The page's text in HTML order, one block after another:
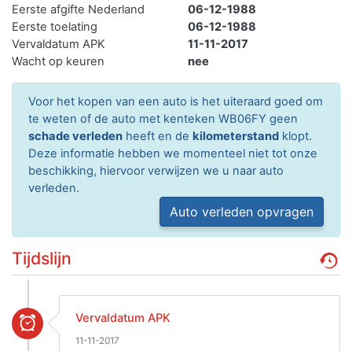
Eerste afgifte Nederland
06-12-1988
Eerste toelating
06-12-1988
Vervaldatum APK
11-11-2017
Wacht op keuren
nee
Voor het kopen van een auto is het uiteraard goed om
te weten of de auto met kenteken WB06FY geen
schade verleden heeft en de kilometerstand klopt.
Deze informatie hebben we momenteel niet tot onze
beschikking, hiervoor verwijzen we u naar auto
verleden.
Auto verleden opvragen
Tijdslijn
Vervaldatum APK
11-11-2017